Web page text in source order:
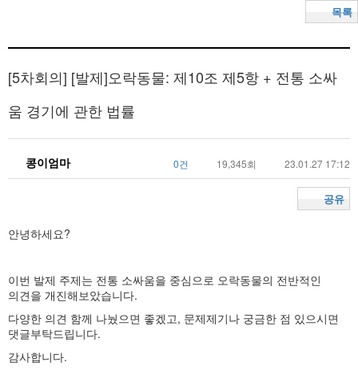
목록
[5차회의] [발제]오락동물: 제10조 제5항 + 전통 소싸
움 경기에 관한 법률
콩이엄마 0건 19,345회 23.01.27 17:12
공유
안녕하세요?
이번 발제 주제는 전통 소싸움을 중심으로 오락동물의 전반적인
의견을 개진해보았습니다.
다양한 의견 함께 나눴으면 좋겠고, 문제제기나 궁금한 점 있으시면
댓글부탁드립니다.
감사합니다.